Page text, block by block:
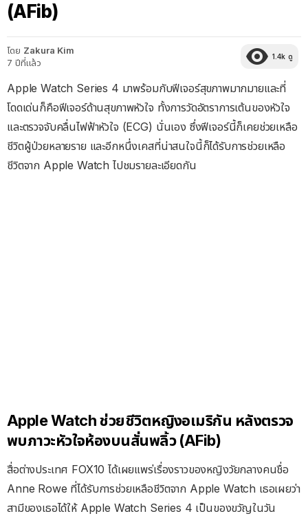
(AFib)
โดย Zakura Kim
7 ปีที่แล้ว
1.4k ดู
Apple Watch Series 4 มาพร้อมกับฟีเจอร์สุขภาพมากมายและที่
โดดเด่นก็คือฟีเจอร์ด้านสุขภาพหัวใจ ทั้งการวัดอัตราการเต้นของหัวใจ
และตรวจจับคลื่นไฟฟ้าหัวใจ (ECG) นั่นเอง ซึ่งฟีเจอร์นี้ก็เคยช่วยเหลือ
ชีวิตผู้ป่วยหลายราย และอีกหนึ่งเคสที่น่าสนใจนี้ก็ได้รับการช่วยเหลือ
ชีวิตจาก Apple Watch ไปชมรายละเอียดกัน
Apple Watch ช่วยชีวิตหญิงอเมริกัน หลังตรวจ
พบภาวะหัวใจห้องบนสั่นพลิ้ว (AFib)
สื่อต่างประเทศ FOX10 ได้เผยแพร่เรื่องราวของหญิงวัยกลางคนชื่อ
Anne Rowe ที่ได้รับการช่วยเหลือชีวิตจาก Apple Watch เธอเผยว่า
สามีของเธอได้ให้ Apple Watch Series 4 เป็นของขวัญในวัน